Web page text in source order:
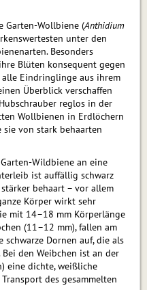
Garten-Wollbiene (Anthidium
unter den
Besonders
Blüten konsequent gegen
Eindringlinge aus ihrem
Überblick verschaffen
reglos in der
Wollbienen in Erdlöchern
sie von stark behaarten
Wildbiene an eine
ist auffällig schwarz
behaart – vor allem
Körper wirkt sehr
mit 14–18 mm Körperlänge
(11–12 mm), fallen am
Dornen auf, die als
den Weibchen ist an der
eine dichte, weißliche
des gesammelten